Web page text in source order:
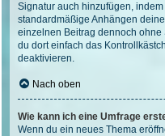
Signatur auch hinzufügen,
standardmäßige Anhängen
einzelnen Beitrag dennoch ohne
du dort einfach das
deaktivieren.
Nach oben
Wie kann ich eine Umfrage
Wenn du ein neues Thema